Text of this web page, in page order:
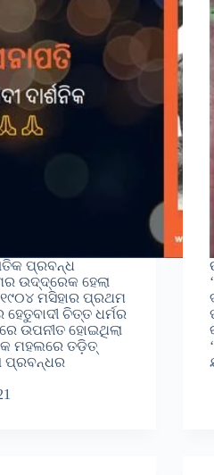
ପ୍ରବନ୍ଧ
ଉଦ୍ଦ୍ରେକ ହେଲା
ମସିହାର ପ୍ରଥମ
ଚିତ୍ତ ଧର୍ମର
ଉପନୀତ ହୋଇଥିଲା
ମହଲରେ ତଡ଼ିତ୍
ପ୍ରବନ୍ଧର